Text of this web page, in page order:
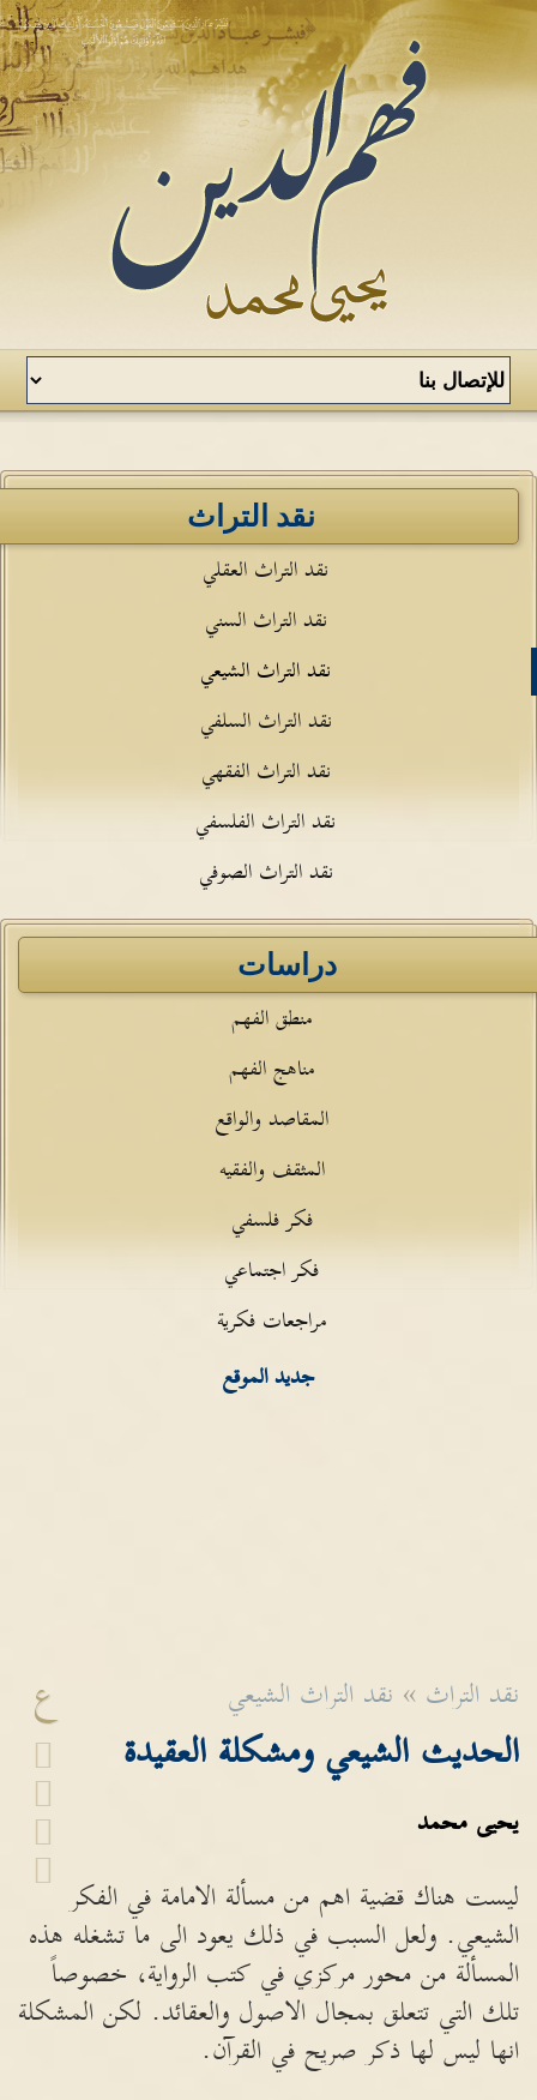
نقد التراث
نقد التراث العقلي
نقد التراث السني
نقد التراث الشيعي
نقد التراث السلفي
نقد التراث الفقهي
نقد التراث الفلسفي
نقد التراث الصوفي
دراسات
منطق الفهم
مناهج الفهم
المقاصد والواقع
المثقف والفقيه
فكر فلسفي
فكر اجتماعي
مراجعات فكرية
جديد الموقع
ع نقد التراث » نقد التراث الشيعي
الحديث الشيعي ومشكلة العقيدة
يحيى محمد
ليست هناك قضية اهم من مسألة الامامة في الفكر
الشيعي. ولعل السبب في ذلك يعود الى ما تشغله هذه
المسألة من محور مركزي في كتب الرواية، خصوصاً
تلك التي تتعلق بمجال الاصول والعقائد. لكن المشكلة
انها ليس لها ذكر صريح في القرآن.